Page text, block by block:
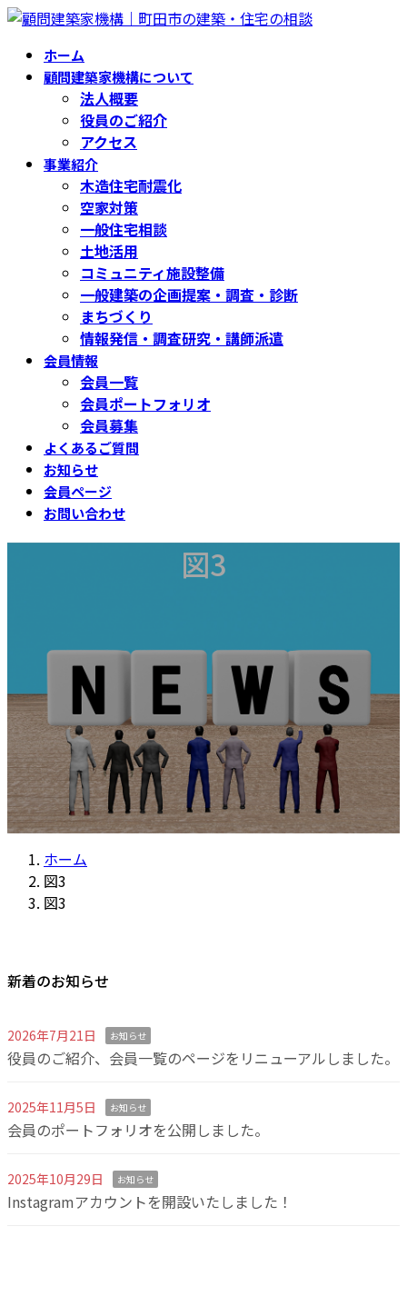
コ
ナ
ホーム
顧問建築家機構について
法人概要
役員のご紹介
アクセス
事業紹介
木造住宅耐震化
空家対策
一般住宅相談
土地活用
コミュニティ施設整備
一般建築の企画提案・調査・診断
まちづくり
情報発信・調査研究・講師派遣
会員情報
会員一覧
会員ポートフォリオ
会員募集
よくあるご質問
お知らせ
会員ページ
お問い合わせ
図3
ホーム
図3
図3
新着のお知らせ
2026年7月21日 お知らせ
役員のご紹介、会員一覧のページをリニューアルしました。
2025年11月5日 お知らせ
会員のポートフォリオを公開しました。
2025年10月29日 お知らせ
Instagramアカウントを開設いたしました！